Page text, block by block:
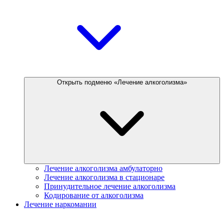
Открыть подменю «Лечение алкоголизма»
Лечение алкоголизма амбулаторно
Лечение алкоголизма в стационаре
Принудительное лечение алкоголизма
Кодирование от алкоголизма
Лечение наркомании